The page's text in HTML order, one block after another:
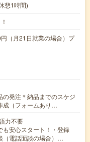
憩1時間)
（月21日就業の場合）プ
の発注＊納品までのスケジ
成（フォームあり…
力不要
も安心スタート！・登録
（電話面談の場合）…